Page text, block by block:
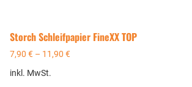
Storch Schleifpapier FineXX TOP
7,90 € – 11,90 €
inkl. MwSt.